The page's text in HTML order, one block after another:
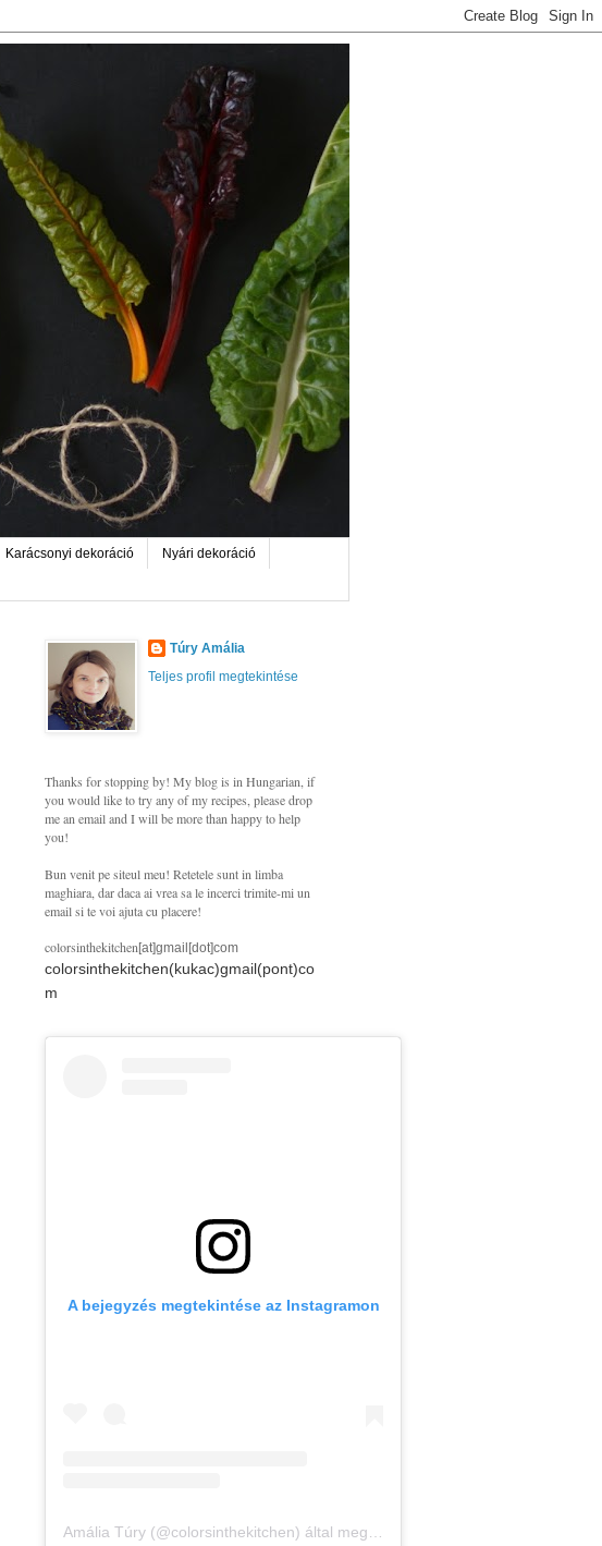
Karácsonyi dekoráció Nyári dekoráció
Túry Amália
Teljes profil megtekintése
Thanks for stopping by! My blog is in Hungarian, if
you would like to try any of my recipes, please drop
me an email and I will be more than happy to help
you!
Bun venit pe siteul meu! Retetele sunt in limba
maghiara, dar daca ai vrea sa le incerci trimite-mi un
email si te voi ajuta cu placere!
colorsinthekitchen[at]gmail[dot]com
colorsinthekitchen(kukac)gmail(pont)co
m
A bejegyzés megtekintése az Instagramon
Amália Túry (@colorsinthekitchen) által megosztott bejegyzés